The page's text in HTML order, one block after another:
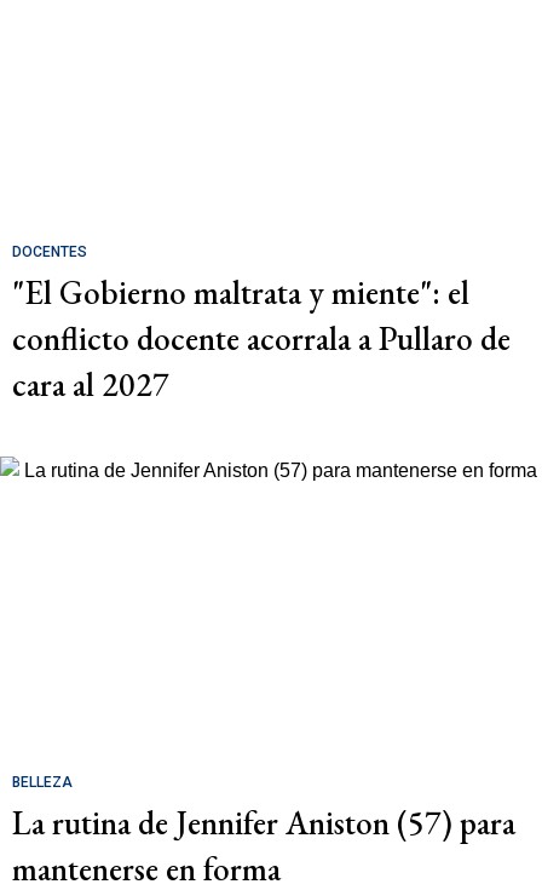
DOCENTES
"El Gobierno maltrata y miente": el
conflicto docente acorrala a Pullaro de
cara al 2027
BELLEZA
La rutina de Jennifer Aniston (57) para
mantenerse en forma